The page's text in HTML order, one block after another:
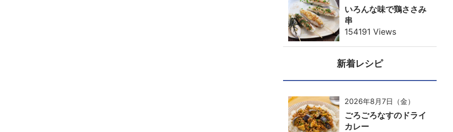
いろんな味で鶏ささみ
串
154191 Views
新着レシピ
2026年8月7日（金）
ごろごろなすのドライ
カレー